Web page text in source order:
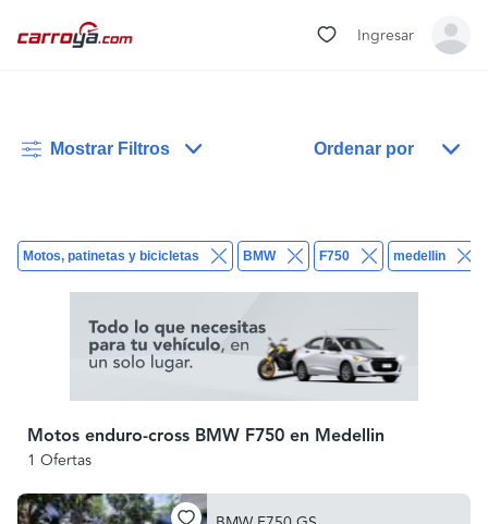
Ingresar
Mostrar Filtros Ordenar por
Motos, patinetas y bicicletas BMW F750 medellin
Motos enduro-cross BMW F750 en Medellin
1 Ofertas